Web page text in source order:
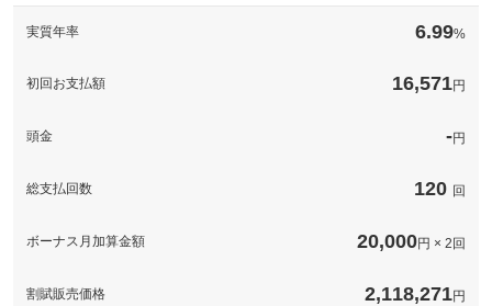
実質年率 6.99%
初回お支払額 16,571円
頭金 -円
総支払回数 120 回
ボーナス月加算金額 20,000円 × 2回
割賦販売価格 2,118,271円